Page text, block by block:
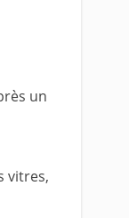
un
vitres,